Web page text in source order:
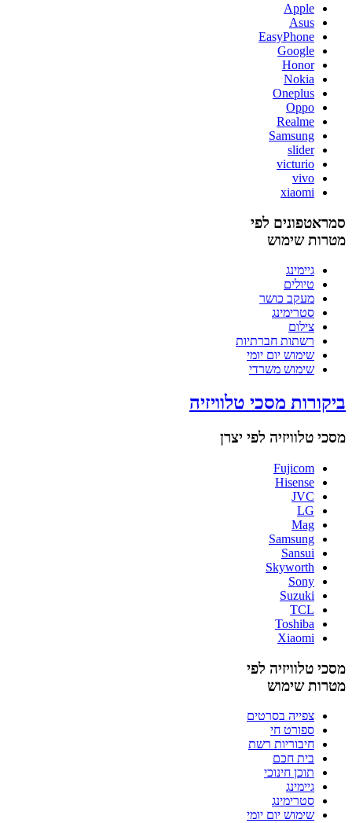
Apple
Asus
EasyPhone
Google
Honor
Nokia
Oneplus
Oppo
Realme
Samsung
slider
victurio
vivo
xiaomi
סמראטפונים לפי
מטרות שימוש
גיימינג
טיולים
מעקב כושר
סטרימינג
צילום
רשתות חברתיות
שימוש יום יומי
שימוש משרדי
ביקורות מסכי טלוויזיה
מסכי טלוויזיה לפי יצרן
Fujicom
Hisense
JVC
LG
Mag
Samsung
Sansui
Skyworth
Sony
Suzuki
TCL
Toshiba
Xiaomi
מסכי טלוויזיה לפי
מטרות שימוש
צפייה בסרטים
ספורט חי
חיבוריות רשת
בית חכם
תוכן חינוכי
גיימינג
סטרימינג
שימוש יום יומי